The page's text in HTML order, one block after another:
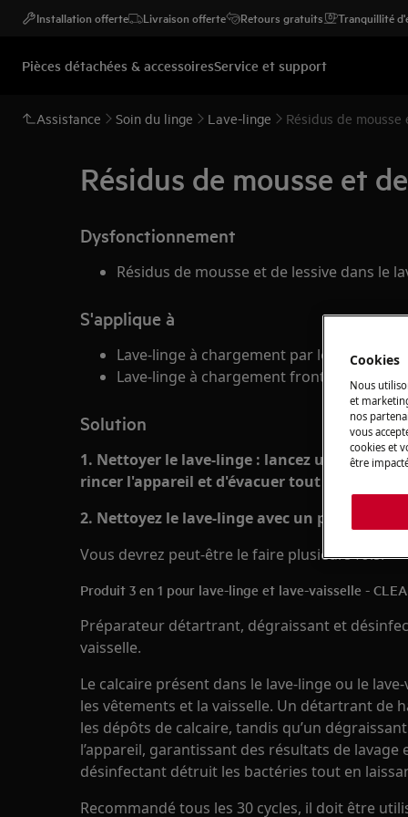
Installation offerte Livraison offerte Retours gratuits Tranquillité
Pièces détachées & accessoiresService et support
Assistance Soin du linge Lave-linge Résidus de
Résidus de mousse et
Dysfonctionnement
Résidus de mousse et de lessive dans le
S'applique à
Lave-linge à chargement par le dessus
Lave-linge à chargement frontal
Solution
1. Nettoyer le lave-linge : lancez un lavage à
rincer l'appareil et d'évacuer tout résidu de
2. Nettoyez le lave-linge avec un produit
Vous devrez peut-être le faire plusieurs fois.
Produit 3 en 1 pour lave-linge et lave-vaisselle -
Préparateur détartrant, dégraissant et
vaisselle.
Le calcaire présent dans le lave-linge ou le
les vêtements et la vaisselle. Un détartrant de
les dépôts de calcaire, tandis qu’un
l’appareil, garantissant des résultats de lavage
désinfectant détruit les bactéries tout en
Recommandé tous les 30 cycles, il doit être
Cookies
Nous
et
nos
vous
cookies et
être